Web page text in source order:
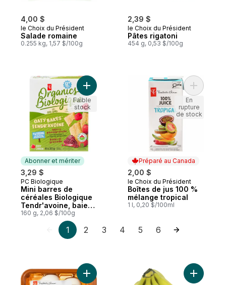
4,00 $
le Choix du Président
Salade romaine
0.255 kg, 1,57 $/100g
2,39 $
le Choix du Président
Pâtes rigatoni
454 g, 0,53 $/100g
Abonner et mériter
3,29 $
Abonner et mériter
PC Biologique
Mini barres de
céréales Biologique
Tendr'avoine, baies
et grenade
160 g, 2,06 $/100g
Ajouter Mini barres de céréales
Faible
stock
Préparé au Canada
2,00 $
Préparé au Canada
le Choix du Président
Boîtes de jus 100 %
mélange tropical
1 l, 0,20 $/100ml
Ajouter
En
rupture
de stock
1 2 3 4 5 6
Ajouter Champignons blancs entiers au
Ajouter